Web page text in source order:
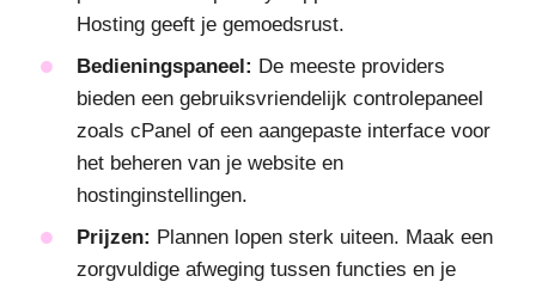
Hosting geeft je gemoedsrust.
Bedieningspaneel: De meeste providers
bieden een gebruiksvriendelijk controlepaneel
zoals cPanel of een aangepaste interface voor
het beheren van je website en
hostinginstellingen.
Prijzen: Plannen lopen sterk uiteen. Maak een
zorgvuldige afweging tussen functies en je